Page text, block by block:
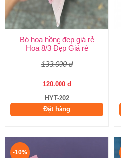
Bó hoa hồng đẹp giá rẻ
Hoa 8/3 Đẹp Giá rẻ
133.000 đ
120.000 đ
HYT-202
Đặt hàng
-10%